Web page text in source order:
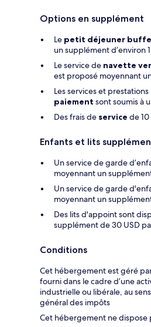
Options en supplément
Le petit déjeuner
un supplément d’environ
Le service de navette
est proposé moyennant
Les services et
paiement sont soumis à
Des frais de service de
Enfants et lits
Un service de garde
moyennant un
Un service de garde
moyennant un
Des lits d'appoint sont
supplément de 30 USD
Conditions
Cet hébergement est géré
fourni dans le cadre d’une
industrielle ou libérale, au
général des impôts
Cet hébergement ne dispose